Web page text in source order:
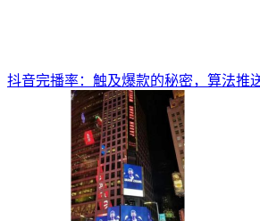
抖音完播率：触及爆款的秘密，算法推